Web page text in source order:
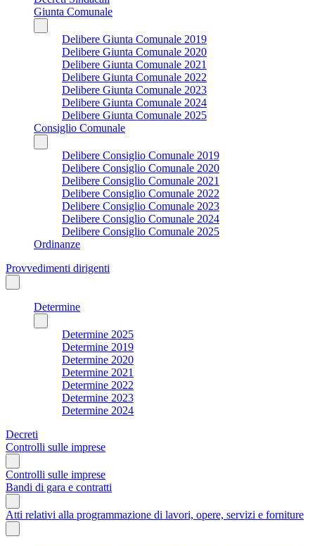
Giunta Comunale
Delibere Giunta Comunale 2019
Delibere Giunta Comunale 2020
Delibere Giunta Comunale 2021
Delibere Giunta Comunale 2022
Delibere Giunta Comunale 2023
Delibere Giunta Comunale 2024
Delibere Giunta Comunale 2025
Consiglio Comunale
Delibere Consiglio Comunale 2019
Delibere Consiglio Comunale 2020
Delibere Consiglio Comunale 2021
Delibere Consiglio Comunale 2022
Delibere Consiglio Comunale 2023
Delibere Consiglio Comunale 2024
Delibere Consiglio Comunale 2025
Ordinanze
Provvedimenti dirigenti
Determine
Determine 2025
Determine 2019
Determine 2020
Determine 2021
Determine 2022
Determine 2023
Determine 2024
Decreti
Controlli sulle imprese
Controlli sulle imprese
Bandi di gara e contratti
Atti relativi alla programmazione di lavori, opere, servizi e forniture